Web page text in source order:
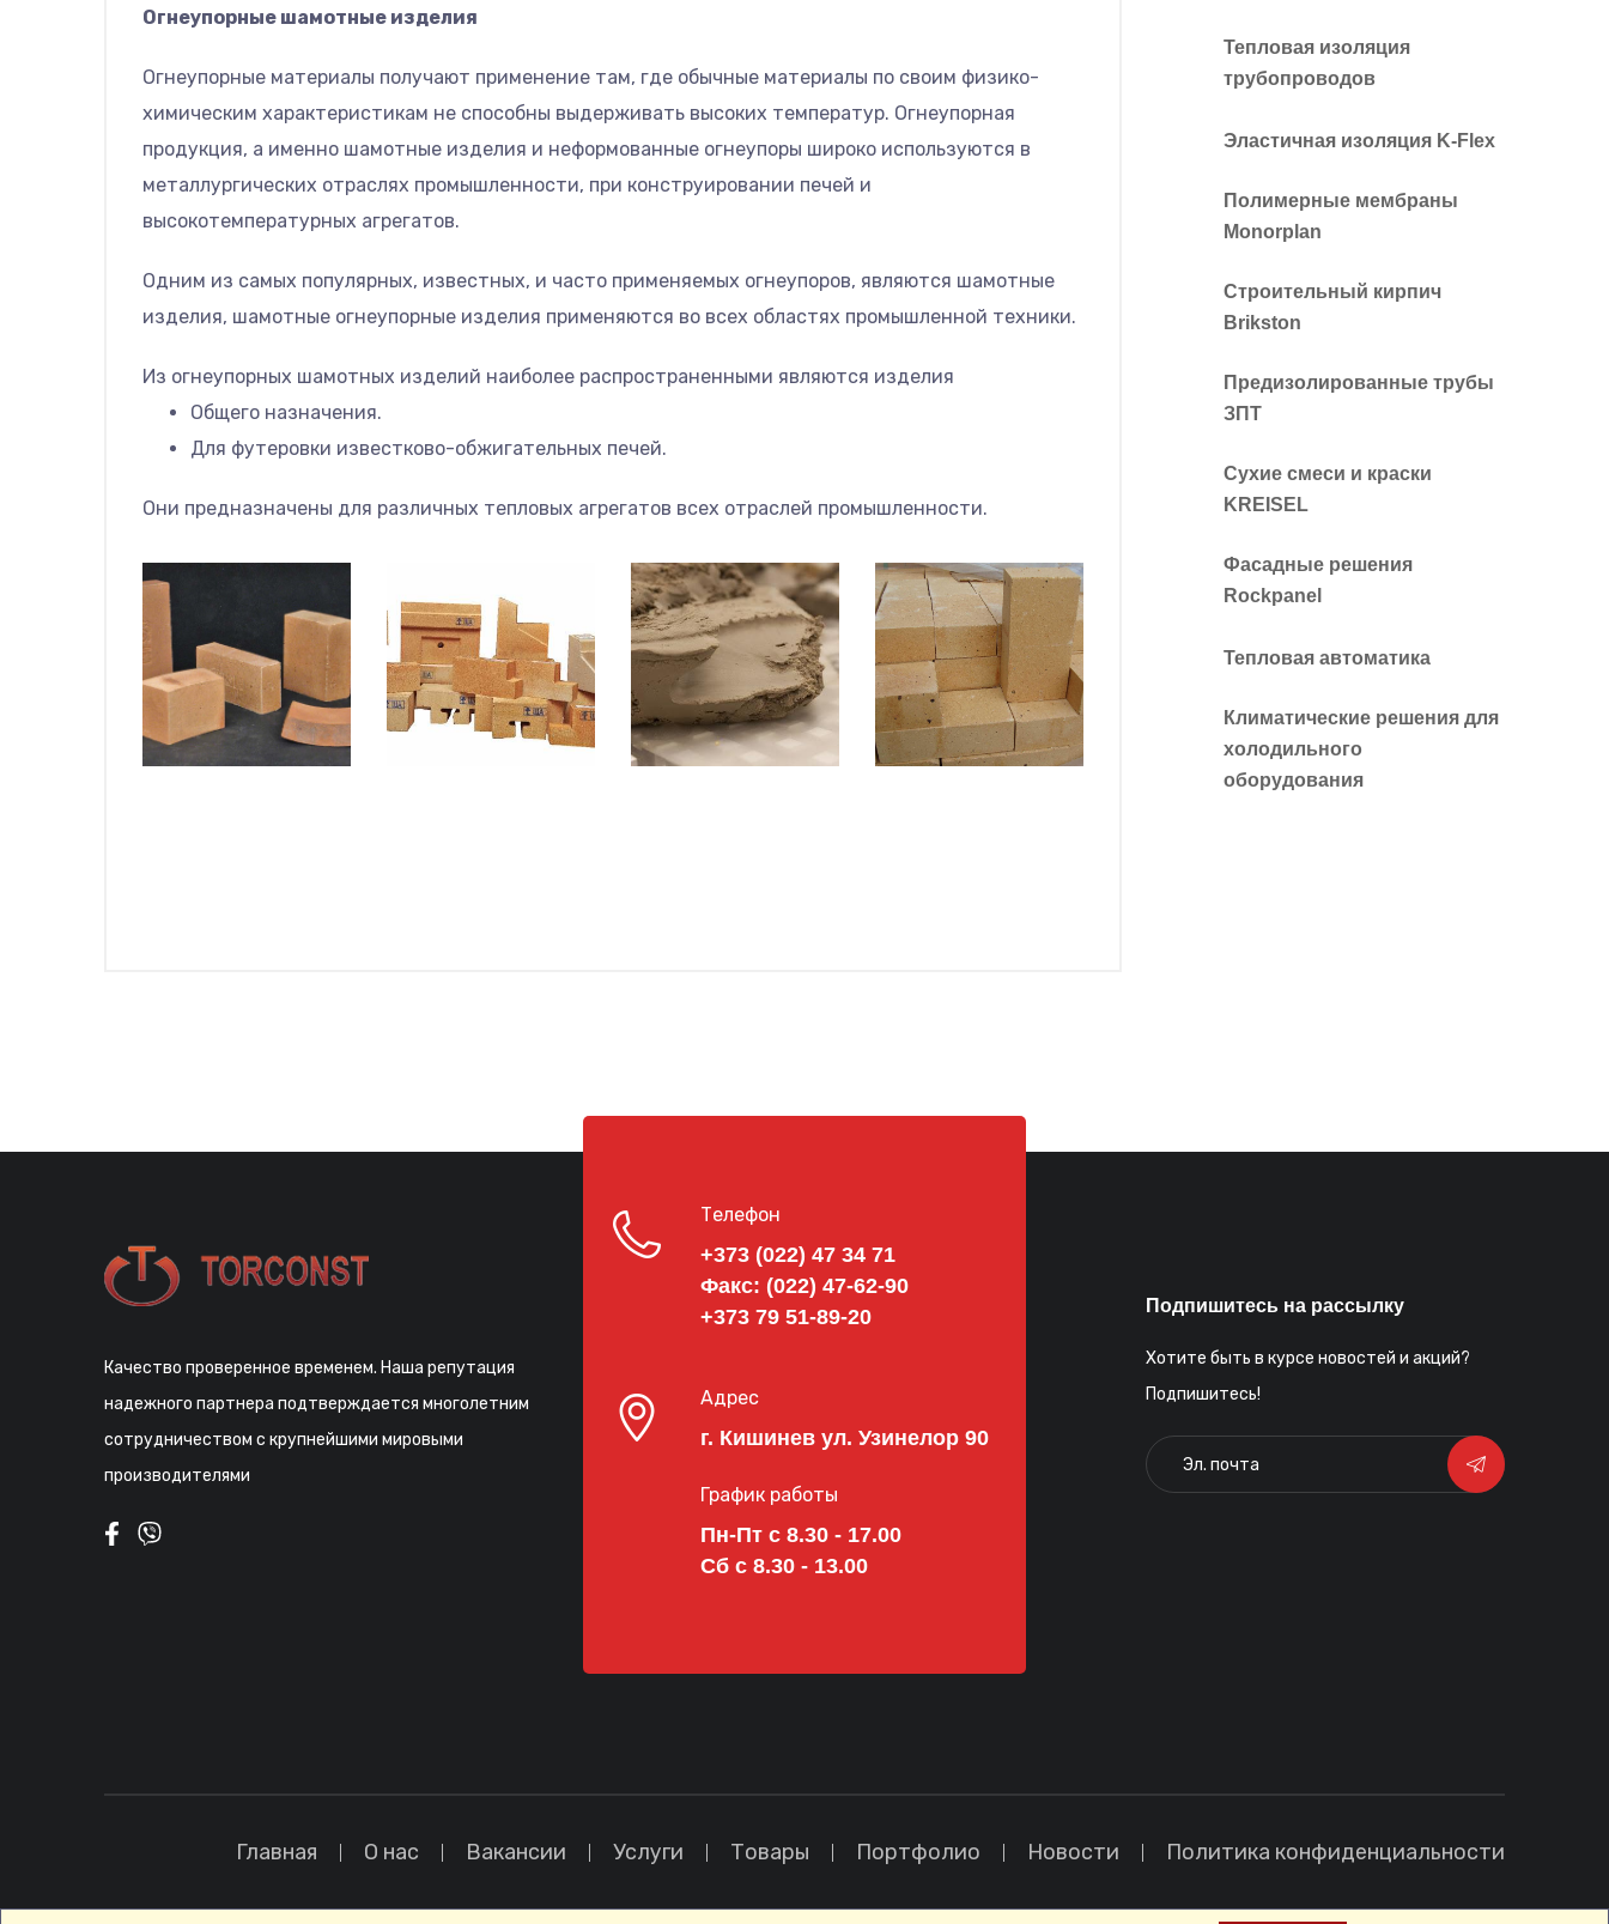
Огнеупорные шамотные изделия
Огнеупорные материалы получают применение там, где обычные материалы по своим физико-
химическим характеристикам не способны выдерживать высоких температур. Огнеупорная
продукция, а именно шамотные изделия и неформованные огнеупоры широко используются в
металлургических отраслях промышленности, при конструировании печей и
высокотемпературных агрегатов.
Одним из самых популярных, известных, и часто применяемых огнеупоров, являются шамотные
изделия, шамотные огнеупорные изделия применяются во всех областях промышленной техники.
Из огнеупорных шамотных изделий наиболее распространенными являются изделия
Общего назначения.
Для футеровки известково-обжигательных печей.
Они предназначены для различных тепловых агрегатов всех отраслей промышленности.
Тепловая изоляция
трубопроводов
Эластичная изоляция K-Flex
Полимерные мембраны
Monorplan
Строительный кирпич
Brikston
Предизолированные трубы
ЗПТ
Сухие смеси и краски
KREISEL
Фасадные решения
Rockpanel
Тепловая автоматика
Климатические решения для
холодильного
оборудования
Качество проверенное временем. Наша репутация
надежного партнера подтверждается многолетним
сотрудничеством с крупнейшими мировыми
производителями
Телефон
+373 (022) 47 34 71
Факс: (022) 47-62-90
+373 79 51-89-20
Адрес
г. Кишинев ул. Узинелор 90
График работы
Пн-Пт с 8.30 - 17.00
Сб с 8.30 - 13.00
Подпишитесь на рассылку
Хотите быть в курсе новостей и акций?
Подпишитесь!
Главная О нас Вакансии Услуги Товары Портфолио Новости Политика конфиденциальности